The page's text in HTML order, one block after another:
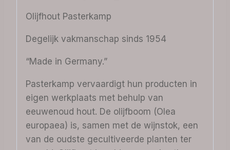
Olijfhout Pasterkamp
Degelijk vakmanschap sinds 1954
“Made in Germany.”
Pasterkamp vervaardigt hun producten in
eigen werkplaats met behulp van
eeuwenoud hout. De olijfboom (Olea
europaea) is, samen met de wijnstok, een
van de oudste gecultiveerde planten ter